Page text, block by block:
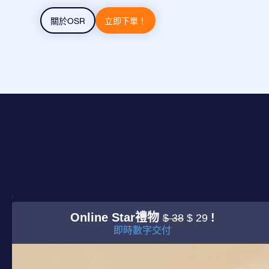
關於OSR 立即下單！
Online Star禮物$ 38 $ 29 !
即時數字交付